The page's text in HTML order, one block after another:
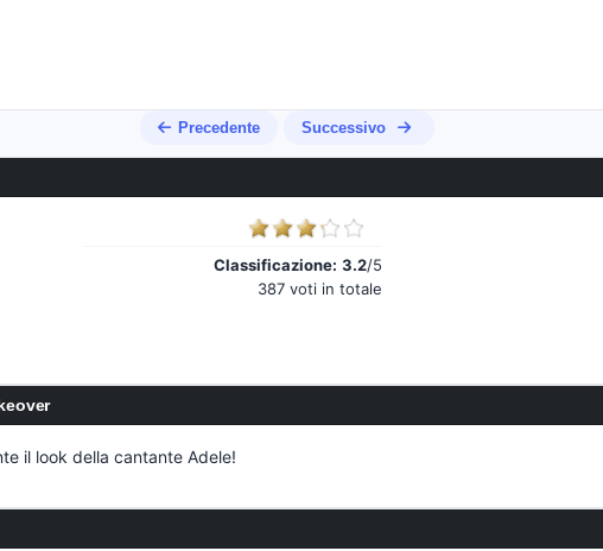
Precedente Successivo
Classificazione: 3.2/5
387 voti in totale
il look della cantante Adele!